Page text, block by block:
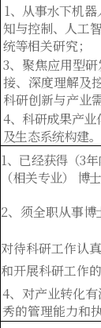
1、从事水下机
知与控制、人工
统等相关研究；
3、聚焦应用型
接、深度理解及
科研创新与产业
4、科研成果产业
及生态系统构建。
1、已经获得（3年
（相关专业）
博
2、须全职从事博
对待科研工作认
和开展科研工作
4、对产业转化
秀的管理能力和